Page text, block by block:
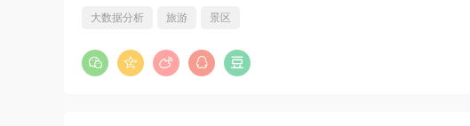
大数据分析 旅游 景区